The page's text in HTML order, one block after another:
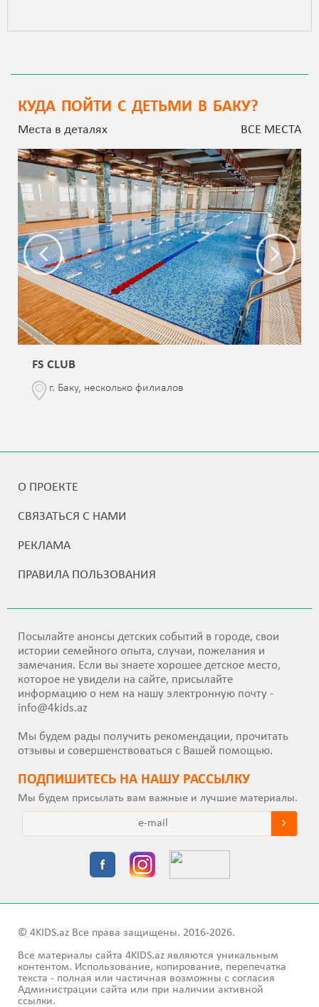
КУДА ПОЙТИ С ДЕТЬМИ В БАКУ?
Места в деталях ВСЕ МЕСТА
FS CLUB
г. Баку, несколько филиалов
О ПРОЕКТЕ
СВЯЗАТЬСЯ С НАМИ
РЕКЛАМА
ПРАВИЛА ПОЛЬЗОВАНИЯ
Посылайте анонсы детских событий в городе, свои
истории семейного опыта, случаи, пожелания и
замечания. Если вы знаете хорошее детское место,
которое не увидели на сайте, присылайте
информацию о нем на нашу электронную почту -
info@4kids.az
Мы будем рады получить рекомендации, прочитать
отзывы и совершенствоваться с Вашей помощью.
ПОДПИШИТEСЬ НА НАШУ РАССЫЛКУ
Мы будем присылать вам важные и лучшие материалы.
© 4KIDS.az Все права защищены. 2016-2026.
Все материалы сайта 4KIDS.az являются уникальным
контентом. Использование, копирование, перепечатка
текста - полная или частичная возможны с согласия
Администрации сайта или при наличии активной
ссылки.